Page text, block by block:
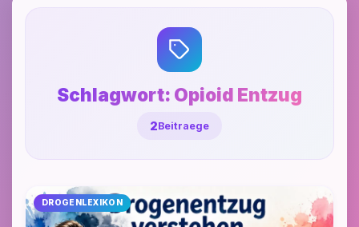
Schlagwort: Opioid Entzug
2Beitraege
DROGENLEXIKON